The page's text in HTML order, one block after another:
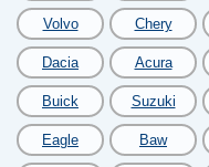
Volvo Chery
Dacia Acura
Buick Suzuki
Eagle Baw